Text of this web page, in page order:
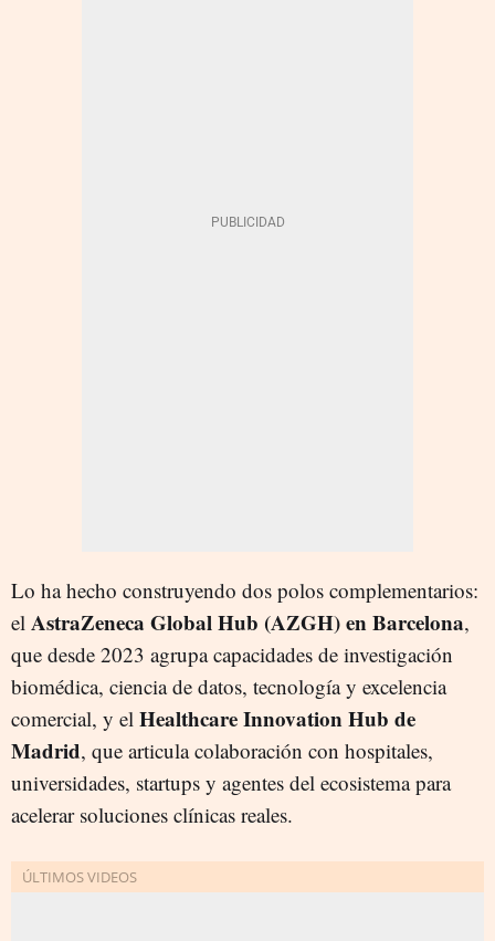
Lo ha hecho construyendo dos polos complementarios:
el AstraZeneca Global Hub (AZGH) en Barcelona,
que desde 2023 agrupa capacidades de investigación
biomédica, ciencia de datos, tecnología y excelencia
comercial, y el Healthcare Innovation Hub de
Madrid, que articula colaboración con hospitales,
universidades, startups y agentes del ecosistema para
acelerar soluciones clínicas reales.